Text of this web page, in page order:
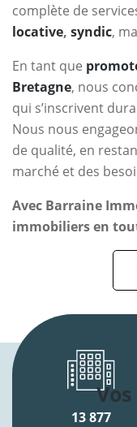
complète de
locative, syndic,
En tant que
Bretagne, nous
qui s’inscrivent
Nous nous
de qualité, en
marché et des
Avec Barraine
immobiliers en
13 877